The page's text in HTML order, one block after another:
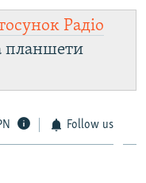
Радіо
планшети
Follow us